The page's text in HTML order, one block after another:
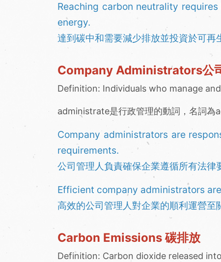
Reaching carbon neutrality
energy.
達到碳中和需要減少排放並投資於可再
Company Administrators公
Definition: Individuals who manage
administrate是行政管理的動詞，名詞為
Company administrators are
requirements.
公司管理人負責確保企業遵循所有法律
Efficient company administrators
高效的公司管理人對企業的順利運營至
Carbon Emissions 碳排放
Definition: Carbon dioxide released